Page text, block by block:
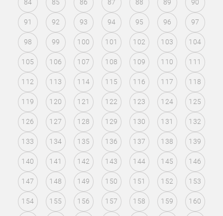
84 85 86 87 88 89 90
91 92 93 94 95 96 97
98 99 100 101 102 103 104
105 106 107 108 109 110 111
112 113 114 115 116 117 118
119 120 121 122 123 124 125
126 127 128 129 130 131 132
133 134 135 136 137 138 139
140 141 142 143 144 145 146
147 148 149 150 151 152 153
154 155 156 157 158 159 160